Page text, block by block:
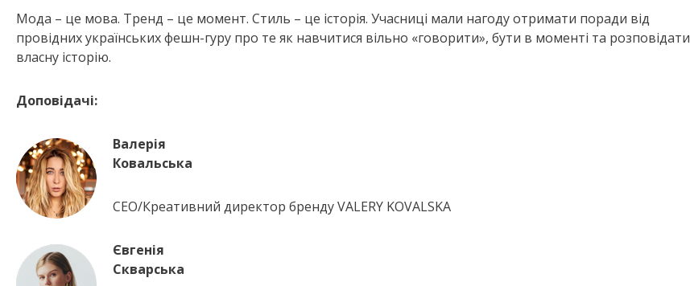
Мода – це мова. Тренд – це момент. Стиль – це історія. Учасниці мали нагоду отримати поради від
провідних українських фешн-гуру про те як навчитися вільно «говорити», бути в моменті та розповідати
власну історію.
Доповідачі:
Валерія
Ковальська
CEO/Креативний директор бренду VALERY KOVALSKA
Євгенія
Скварська